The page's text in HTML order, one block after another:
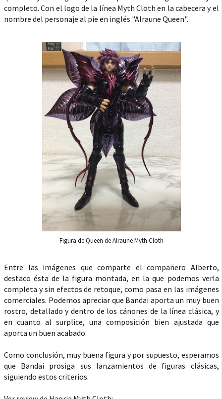
completo. Con el logo de la línea Myth Cloth en la cabecera y el
nombre del personaje al pie en inglés "Alraune Queen".
Figura de Queen de Alraune Myth Cloth
Entre las imágenes que comparte el compañero Alberto,
destaco ésta de la figura montada, en la que podemos verla
completa y sin efectos de retoque, como pasa en las imágenes
comerciales. Podemos apreciar que Bandai aporta un muy buen
rostro, detallado y dentro de los cánones de la línea clásica, y
en cuanto al surplice, una composición bien ajustada que
aporta un buen acabado.
Como conclusión, muy buena figura y por supuesto, esperamos
que Bandai prosiga sus lanzamientos de figuras clásicas,
siguiendo estos criterios.